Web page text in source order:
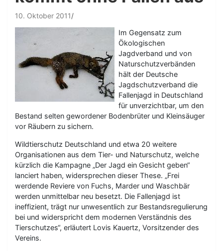
10. Oktober 2011
Im Gegensatz zum
Ökologischen
Jagdverband und von
Naturschutzverbänden
hält der Deutsche
Jagdschutzverband die
Fallenjagd in Deutschland
für unverzichtbar, um den
Bestand selten gewordener Bodenbrüter und Kleinsäuger
vor Räubern zu sichern.
Wildtierschutz Deutschland und etwa 20 weitere
Organisationen aus dem Tier- und Naturschutz, welche
kürzlich die Kampagne „Der Jagd ein Gesicht geben“
lanciert haben, widersprechen dieser These. „Frei
werdende Reviere von Fuchs, Marder und Waschbär
werden unmittelbar neu besetzt. Die Fallenjagd ist
ineffizient, trägt nur unwesentlich zur Bestandsregulierung
bei und widerspricht dem modernen Verständnis des
Tierschutzes“, erläutert Lovis Kauertz, Vorsitzender des
Vereins.